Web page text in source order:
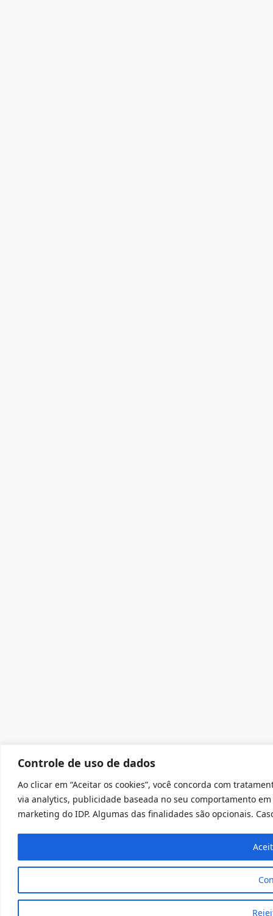
Controle de uso de dados
Ao clicar em “Aceitar os cookies”, você concorda com
via analytics, publicidade baseada no seu comportamento
marketing do IDP. Algumas das finalidades são opcionais.